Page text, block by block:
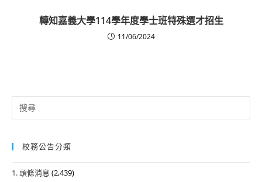
轉知嘉義大學114學年度學士班特殊選才招生
11/06/2024
Search
for:
校務公告分類
1. 頭條消息 (2,439)